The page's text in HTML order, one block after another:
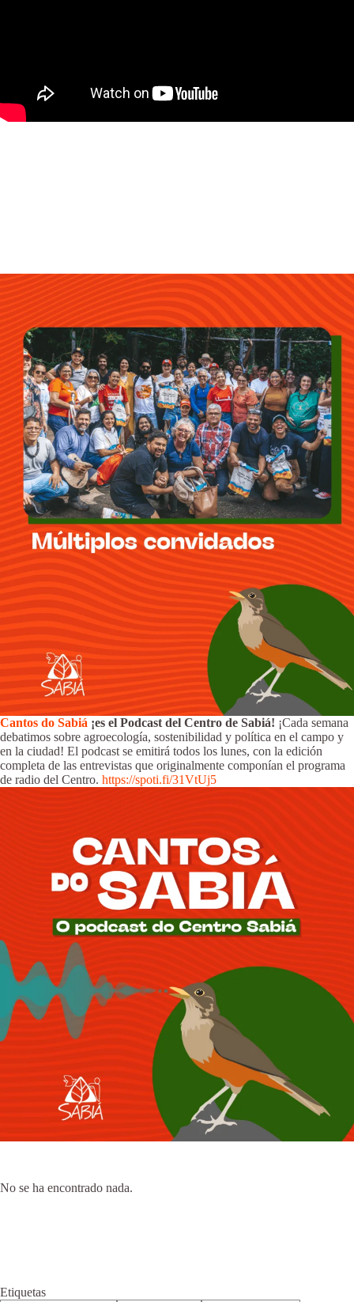
Cantos do Sabiá ¡es el Podcast del Centro de Sabiá! ¡Cada semana
debatimos sobre agroecología, sostenibilidad y política en el campo y
en la ciudad! El podcast se emitirá todos los lunes, con la edición
completa de las entrevistas que originalmente componían el programa
de radio del Centro. https://spoti.fi/31VtUj5
No se ha encontrado nada.
Etiquetas